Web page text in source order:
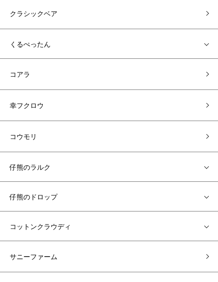
クラシックベア
くるぺったん
コアラ
幸フクロウ
コウモリ
仔熊のラルク
仔熊のドロップ
コットンクラウディ
サニーファーム